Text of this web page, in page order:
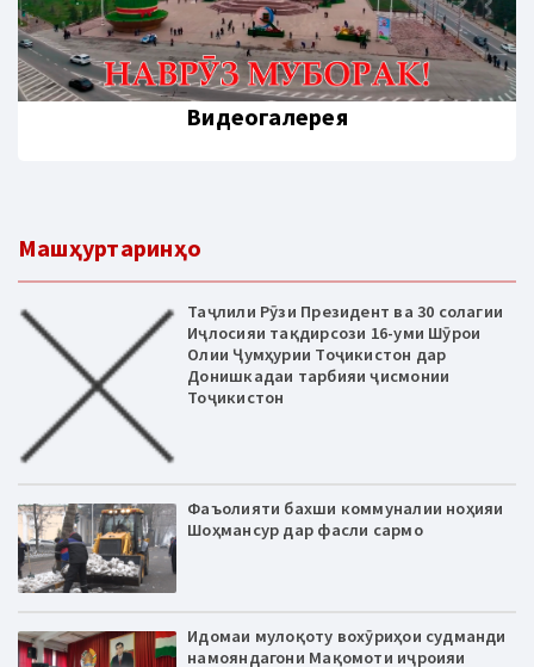
Видеогалерея
Машҳуртаринҳо
Таҷлили Рӯзи Президент ва 30 солагии
Иҷлосияи тақдирсози 16-уми Шӯрои
Олии Ҷумҳурии Тоҷикистон дар
Донишкадаи тарбияи ҷисмонии
Тоҷикистон
Фаъолияти бахши коммуналии ноҳияи
Шоҳмансур дар фасли сармо
Идомаи мулоқоту вохӯриҳои судманди
намояндагони Мақомоти иҷроияи